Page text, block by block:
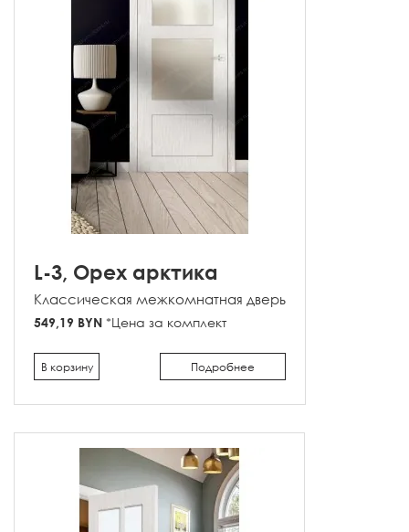
L-3, Орех арктика
Классическая межкомнатная дверь
549,19 BYN *Цена за комплект
Подробнее
В корзину